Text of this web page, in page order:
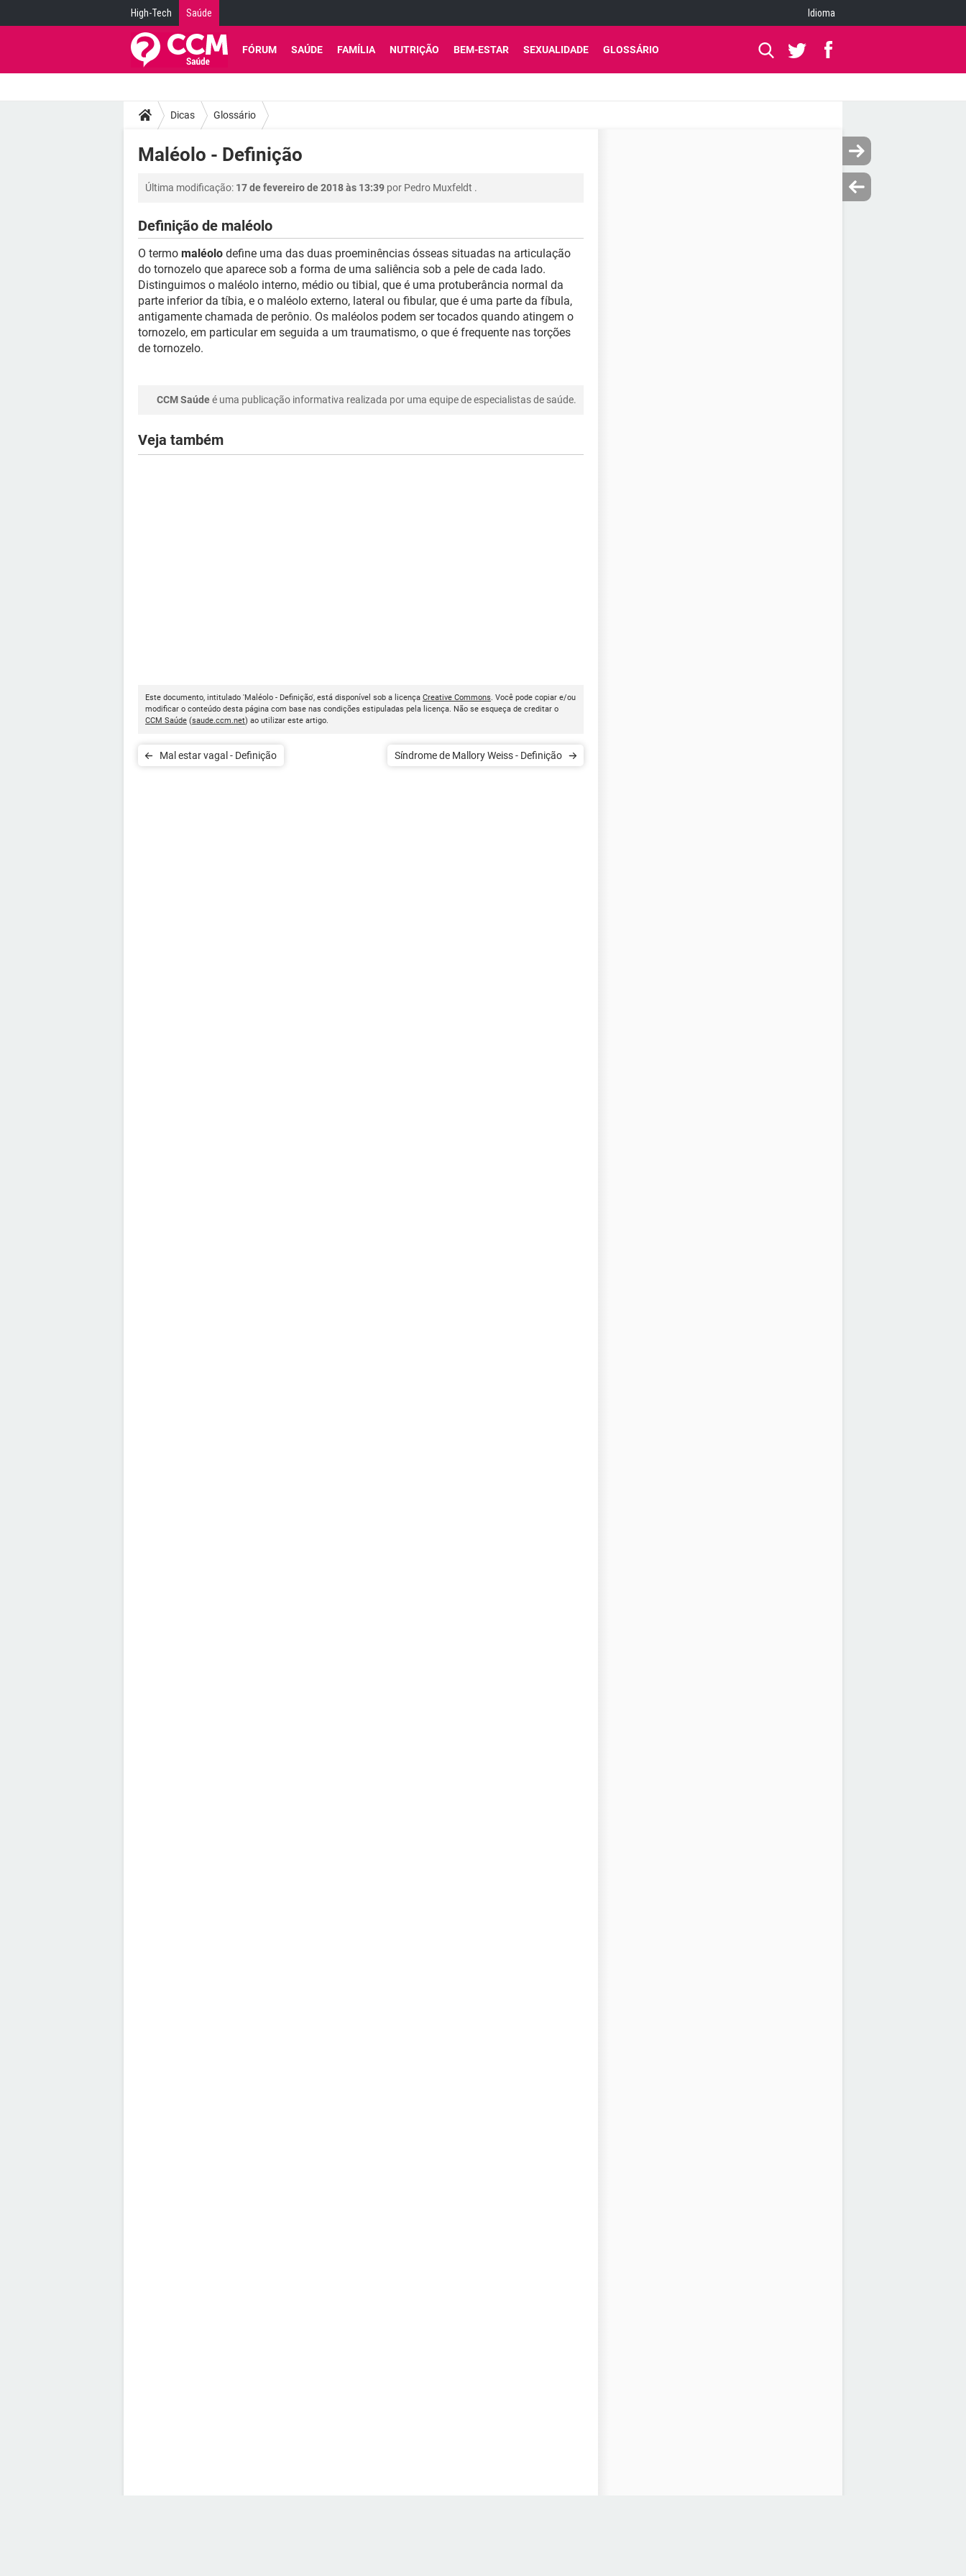
High-Tech Saúde Idioma
FÓRUM SAÚDE FAMÍLIA NUTRIÇÃO BEM-ESTAR SEXUALIDADE GLOSSÁRIO
Dicas Glossário
Maléolo - Definição
Última modificação: 17 de fevereiro de 2018 às 13:39 por Pedro Muxfeldt .
Definição de maléolo
O termo maléolo define uma das duas proeminências ósseas situadas na articulação
do tornozelo que aparece sob a forma de uma saliência sob a pele de cada lado.
Distinguimos o maléolo interno, médio ou tibial, que é uma protuberância normal da
parte inferior da tíbia, e o maléolo externo, lateral ou fibular, que é uma parte da fíbula,
antigamente chamada de perônio. Os maléolos podem ser tocados quando atingem o
tornozelo, em particular em seguida a um traumatismo, o que é frequente nas torções
de tornozelo.
CCM Saúdeé uma publicação informativa realizada por uma equipe de especialistas de saúde.
Veja também
Este documento, intitulado 'Maléolo - Definição', está disponível sob a licença Creative Commons. Você pode copiar e/ou
modificar o conteúdo desta página com base nas condições estipuladas pela licença. Não se esqueça de creditar o
CCM Saúde (saude.ccm.net) ao utilizar este artigo.
Mal estar vagal - Definição Síndrome de Mallory Weiss - Definição